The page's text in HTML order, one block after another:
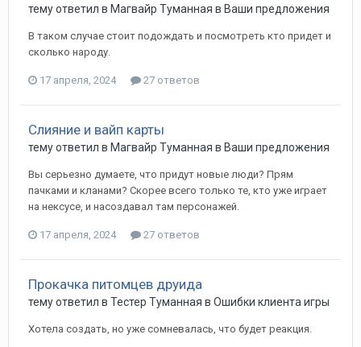
тему ответил в Магвайр Туманная в Ваши предложения
В таком случае стоит подождать и посмотреть кто придет и
сколько народу.
17 апреля, 2024 27 ответов
Слияние и вайп карты
тему ответил в Магвайр Туманная в Ваши предложения
Вы серьезно думаете, что придут новые люди? Прям
пачками и кланами? Скорее всего только те, кто уже играет
на нексусе, и насоздавал там персонажей.
17 апреля, 2024 27 ответов
Прокачка питомцев друида
тему ответил в Тестер Туманная в Ошибки клиента игры
Хотела создать, но уже сомневалась, что будет реакция.